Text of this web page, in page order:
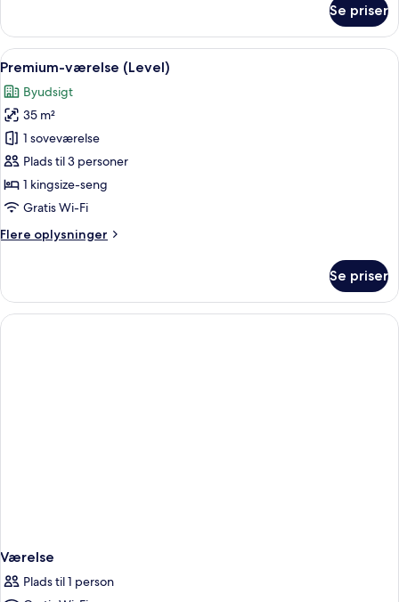
værelse
Se priser
Indlæs
alle
billeder
af
Premium-
værelse
(Level)
Et hotelværelse med to senge, et
13
Premium-værelse (Level)
Byudsigt
35 m²
1 soveværelse
Plads til 3 personer
1 kingsize-seng
Gratis Wi-Fi
Flere oplysninger
Flere
værelse
(Level)
Se priser
Værelse
Plads til 1 person